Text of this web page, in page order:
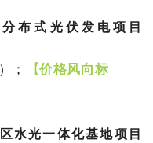
布式光伏发电项目
；
【价格风向标
水光一体化基地项目